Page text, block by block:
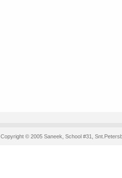
Copyright © 2005 Saneek, School #31,